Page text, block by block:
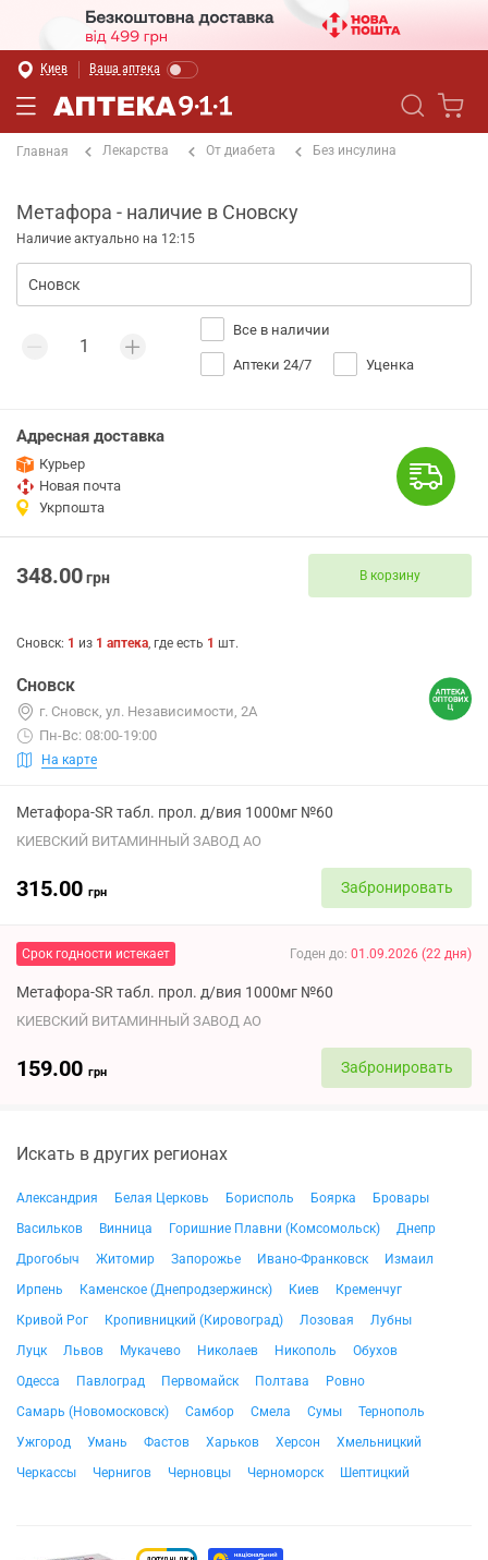
Киев Ваша аптека
Главная Лекарства От диабета Без инсулина
Метафора - наличие в Сновску
Наличие актуально на 12:15
Все в наличии
Аптеки 24/7 Уценка
Адресная доставка
Курьер
Новая почта
Укрпошта
348.00грн В корзину
Сновск: 1 из 1 аптека, где есть 1 шт.
Сновск
г. Сновск, ул. Независимости, 2А
Пн-Вс: 08:00-19:00
На карте
Метафора-SR табл. прол. д/вия 1000мг №60
КИЕВСКИЙ ВИТАМИННЫЙ ЗАВОД АО
315.00 грн Забронировать
Срок годности истекает Годен до: 01.09.2026 (22 дня)
Метафора-SR табл. прол. д/вия 1000мг №60
КИЕВСКИЙ ВИТАМИННЫЙ ЗАВОД АО
159.00 грн Забронировать
Искать в других регионах
Александрия Белая Церковь Борисполь Боярка
Бровары
Васильков
Винница Горишние Плавни (Комсомольск)
Днепр
Дрогобыч
Житомир Запорожье Ивано-Франковск
Измаил
Ирпень
Каменское (Днепродзержинск) Киев
Кременчуг
Кривой Рог
Кропивницкий (Кировоград) Лозовая
Лубны
Луцк
Львов Мукачево Николаев Никополь
Обухов
Одесса
Павлоград Первомайск Полтава
Ровно
Самарь (Новомосковск)
Самбор Смела Сумы
Тернополь
Ужгород
Умань Фастов Харьков Херсон
Хмельницкий
Черкассы
Чернигов Черновцы Черноморск Шептицкий